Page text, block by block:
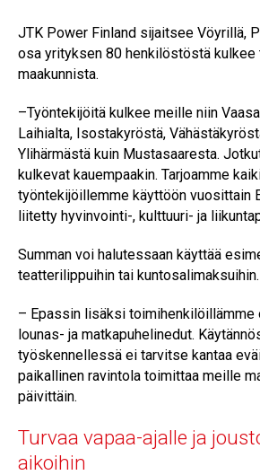
JTK Power Finland sijaitsee Vöyrillä,
osa yrityksen 80 henkilöstöstä kulkee
maakunnista.
–Työntekijöitä kulkee meille niin
Laihialta, Isostakyröstä,
Ylihärmästä kuin Mustasaaresta.
kulkevat kauempaakin. Tarjoamme
työntekijöillemme käyttöön vuosittain
liitetty hyvinvointi-, kulttuuri- ja
Summan voi halutessaan käyttää
teatterilippuihin tai kuntosalimaksuihin.
– Epassin lisäksi toimihenkilöillämme
lounas- ja matkapuhelinedut.
työskennellessä ei tarvitse kantaa
paikallinen ravintola toimittaa meille
päivittäin.
Turvaa vapaa-ajalle ja
aikoihin